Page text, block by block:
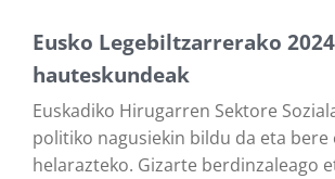
Eusko Legebiltzarrerako
hauteskundeak
Euskadiko Hirugarren Sektore
politiko nagusiekin bildu da eta bere
helarazteko. Gizarte berdinzaleago